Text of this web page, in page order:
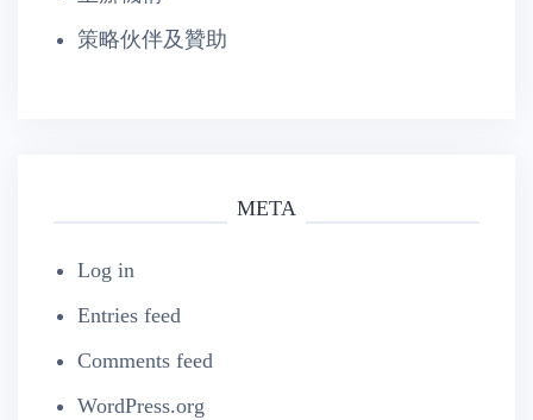
策略伙伴及贊助
META
Log in
Entries feed
Comments feed
WordPress.org